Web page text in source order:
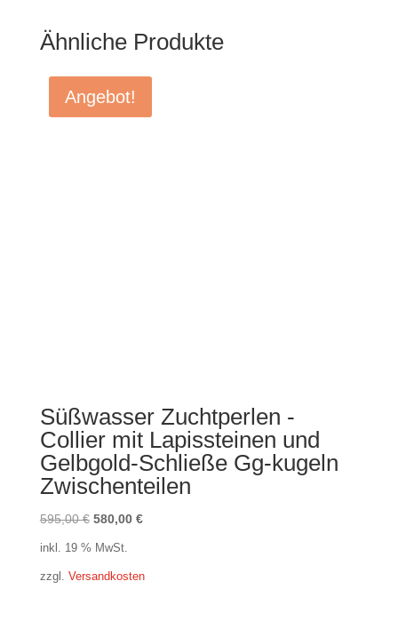
Ähnliche Produkte
Angebot!
Süßwasser Zuchtperlen -
Collier mit Lapissteinen und
Gelbgold-Schließe Gg-kugeln
Zwischenteilen
595,00€ Ursprünglicher
595,00 €
580,00 €Aktueller
580,00 €.
inkl. 19 % MwSt.
zzgl. Versandkosten